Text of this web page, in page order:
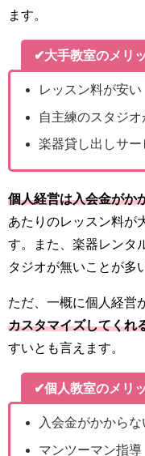
ます。
✔大手教室のメリ
レッスン料が安い
自主練のスタジ
楽器貸し出しサー
個人経営は入会金がか
あたりのレッスン料が
す。また、楽器レンタ
タジオが無いことが多
ただ、一概に個人経営
カスタマイズしてくれ
すいとも言えます。
✔個人教室のメリ
入会金がかから
マンツーマン指導